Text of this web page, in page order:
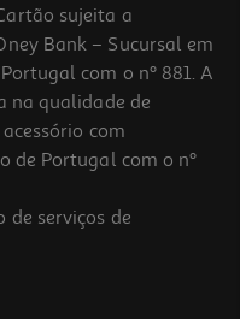
sujeita a
Bank – Sucursal em
com o nº 881. A
na qualidade de
com
de Portugal com o nº
de serviços de